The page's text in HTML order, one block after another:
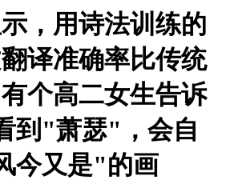
，用诗法训练的
译准确率比传统
个高二女生告诉
到"萧瑟"，会自
今又是"的画